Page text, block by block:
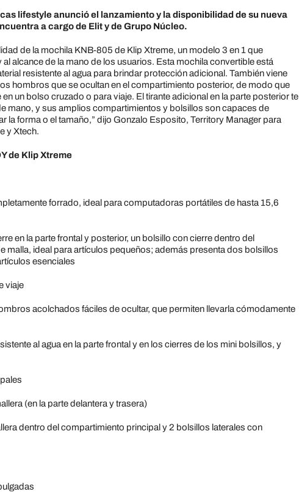
lifestyle anunció el lanzamiento y la disponibilidad de su nueva
a cargo de Elit y de Grupo Núcleo.
de la mochila KNB-805 de Klip Xtreme, un modelo 3 en 1 que
alcance de la mano de los usuarios. Esta mochila convertible está
resistente al agua para brindar protección adicional. También viene
hombros que se ocultan en el compartimiento posterior, de modo que
un bolso cruzado o para viaje. El tirante adicional en la parte posterior te
mano, y sus amplios compartimientos y bolsillos son capaces de
la forma o el tamaño,” dijo Gonzalo Esposito, Territory Manager para
y Xtech.
de Klip Xtreme
forrado, ideal para computadoras portátiles de hasta 15,6
en la parte frontal y posterior, un bolsillo con cierre dentro del
malla, ideal para artículos pequeños; además presenta dos bolsillos
esenciales
viaje
acolchados fáciles de ocultar, que permiten llevarla cómodamente
al agua en la parte frontal y en los cierres de los mini bolsillos, y
(en la parte delantera y trasera)
dentro del compartimiento principal y 2 bolsillos laterales con